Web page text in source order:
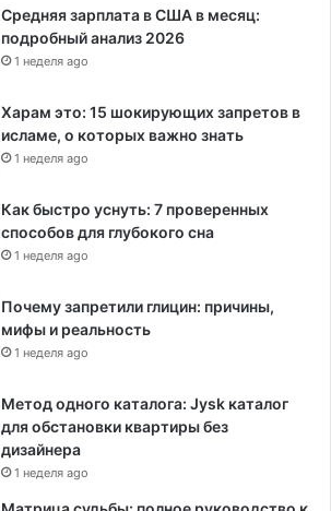
Средняя зарплата в США в месяц:
подробный анализ 2026
1 неделя ago
Харам это: 15 шокирующих запретов в
исламе, о которых важно знать
1 неделя ago
Как быстро уснуть: 7 проверенных
способов для глубокого сна
1 неделя ago
Почему запретили глицин: причины,
мифы и реальность
1 неделя ago
Метод одного каталога: Jysk каталог
для обстановки квартиры без
дизайнера
1 неделя ago